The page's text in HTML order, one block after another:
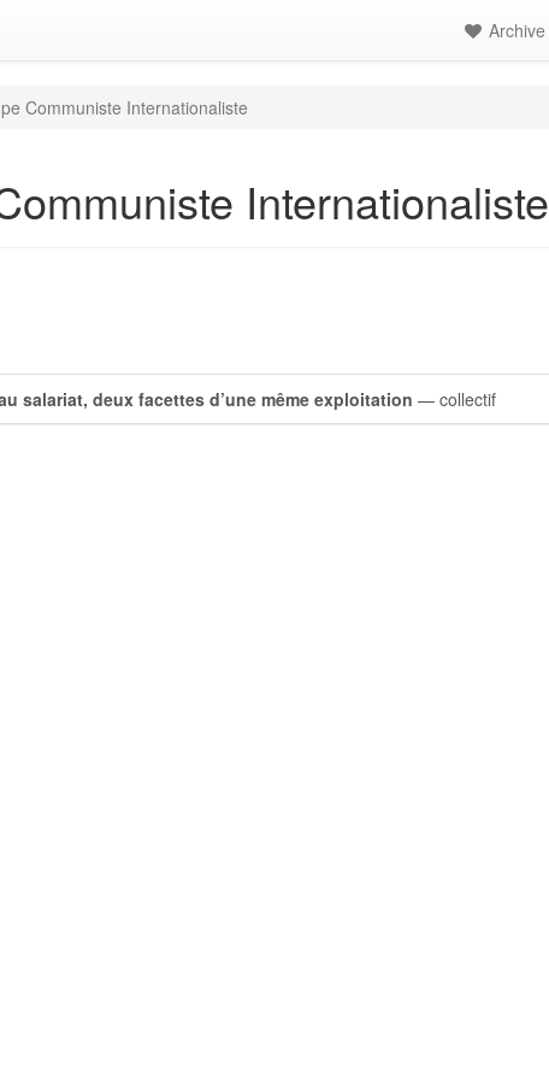
Archive
Communiste Internationaliste
Internationaliste
salariat, deux facettes d’une même exploitation — collectif